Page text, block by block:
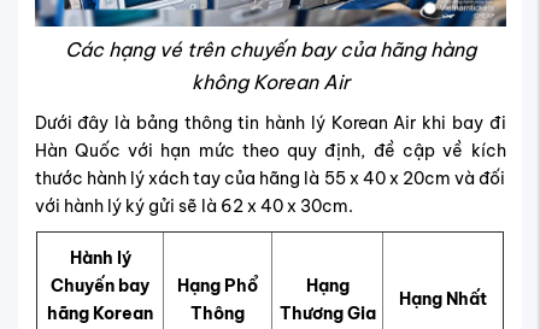
Các hạng vé trên chuyến bay của hãng hàng
không Korean Air
Dưới đây là bảng thông tin hành lý Korean Air khi bay đi
Hàn Quốc với hạn mức theo quy định, đề cập về kích
thước hành lý xách tay của hãng là 55 x 40 x 20cm và đối
với hành lý ký gửi sẽ là 62 x 40 x 30cm.
Hành lý
Chuyến bay
hãng Korean
Hạng Phổ
Thông
Hạng
Thương Gia
Hạng Nhất